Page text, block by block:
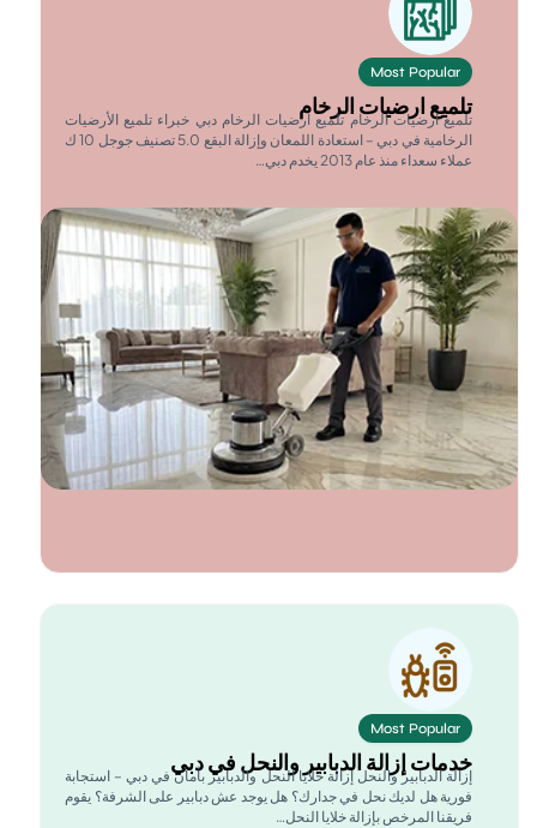
Most Popular
ارضيات الرخام
ارضيات الرخام تلميع ارضيات الرخام دبي خبراء تلميع الأرضيات
الرخامية في دبي – استعادة اللمعان وإزالة البقع 5.0 تصنيف جوجل 10 ك
سعداء منذ عام 2013 يخدم دبي…
Most Popular
إزالة الدبابير والنحل في دبي
الدبابير والنحل إزالة خلايا النحل والدبابير بأمان في دبي – استجابة
هل لديك نحل في جدارك؟ هل يوجد عش دبابير على الشرفة؟ يقوم
المرخص بإزالة خلايا النحل…